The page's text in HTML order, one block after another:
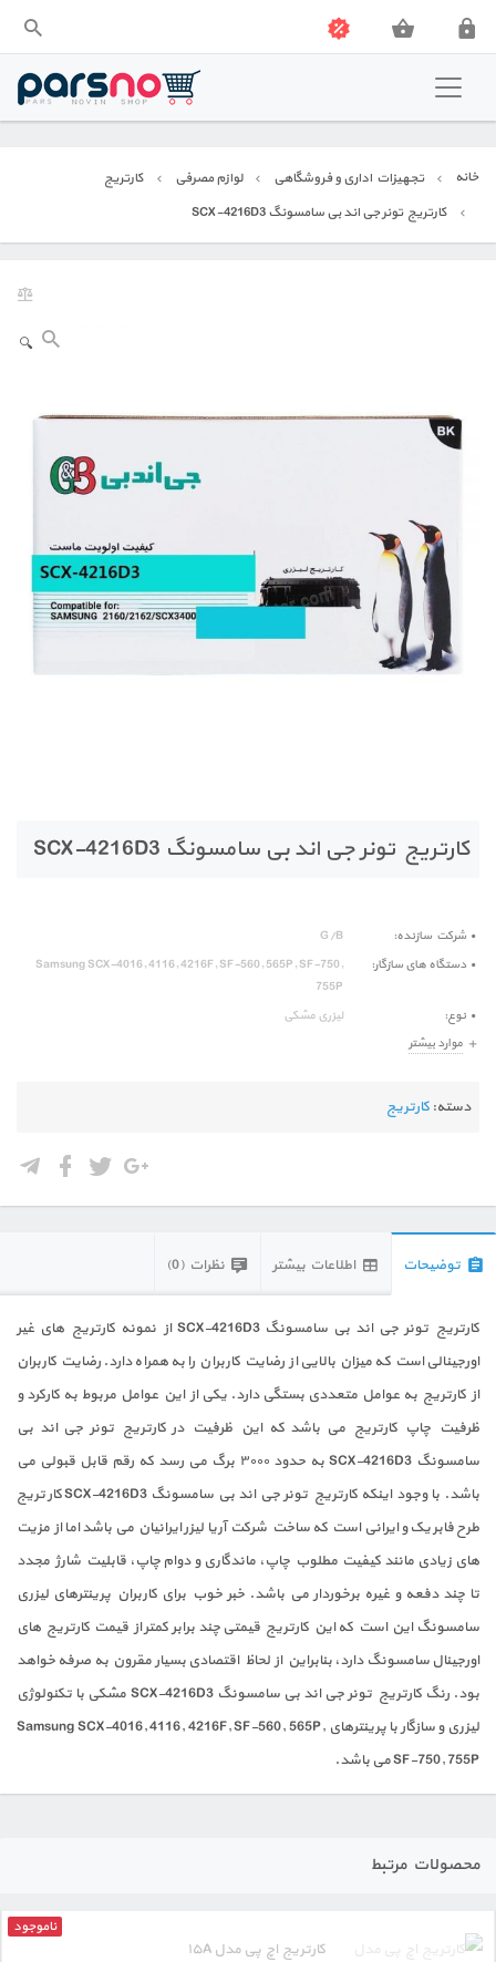
فروشگاه پارس نو
خانه تجهیزات اداری و فروشگاهی لوازم مصرفی
کارتریج
کارتریج تونر جی اند بی سامسونگ SCX-4216D3
🔍
کارتریج تونر جی اند بی سامسونگ SCX-4216D3
شرکت سازنده
G/B
دستگاه های سازگار
Samsung SCX-4016, 4116, 4216F, SF-560, 565P, SF-750,
755P
نوع
لیزری مشکی
موارد بیشتر
دسته: کارتریج
توضیحات اطلاعات بیشتر نظرات (0)
کارتریج تونر جی اند بی سامسونگ SCX-4216D3 از نمونه کارتریج های غیر
اورجینالی است که میزان بالایی از رضایت کاربران را به همراه دارد. رضایت کاربران
از کارتریج به عوامل متعددی بستگی دارد. یکی از این عوامل مربوط به کارکرد و
ظرفیت چاپ کارتریج می باشد که این ظرفیت در کارتریج تونر جی اند بی
سامسونگ SCX-4216D3 به حدود ۳۰۰۰ برگ می رسد که رقم قابل قبولی می
باشد. با وجود اینکه کارتریج تونر جی اند بی سامسونگ SCX-4216D3 کارتریج
طرح فابریک و ایرانی است که ساخت شرکت آریا لیزر ایرانیان می باشد اما از مزیت
های زیادی مانند کیفیت مطلوب چاپ، ماندگاری و دوام چاپ، قابلیت شارژ مجدد
تا چند دفعه و غیره برخوردار می باشد. خبر خوب برای کاربران پرینترهای لیزری
سامسونگ این است که این کارتریج قیمتی چند برابر کمتر از قیمت کارتریج های
اورجینال سامسونگ دارد، بنابراین از لحاظ اقتصادی بسیار مقرون به صرفه خواهد
بود. رنگ کارتریج تونر جی اند بی سامسونگ SCX-4216D3 مشکی با تکنولوژی
لیزری و سازگار با پرینترهای Samsung SCX-4016, 4116, 4216F, SF-560, 565P,
SF-750, 755P می باشد.
محصولات مرتبط
کارتریج اچ پی مدل ۱۵A
ناموجود